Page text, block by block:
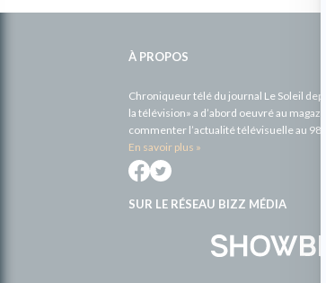
À PROPOS
Chroniqueur télé du journal Le Soleil
la télévision» a d’abord oeuvré au
commenter l’actualité télévisuelle au 98,5.
En savoir plus »
SUR LE RÉSEAU BIZZ MÉDIA